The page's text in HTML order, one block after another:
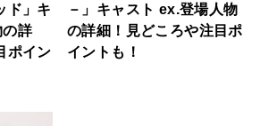
ド」キ
の詳
ポイン
－」キャスト ex.登場人物
の詳細！見どころや注目ポ
イントも！